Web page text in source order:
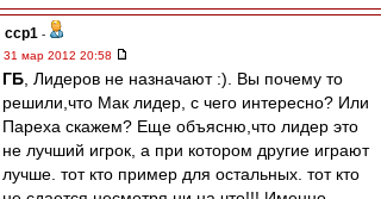
ccp1 -
31 мар 2012 20:58
ГБ , Лидеров не назначают :). Вы почему то
решили,что Мак лидер, с чего интересно? Или
Пареха скажем? Еще объясню,что лидер это
не лучший игрок, а при котором другие играют
лучше. тот кто пример для остальных. тот кто